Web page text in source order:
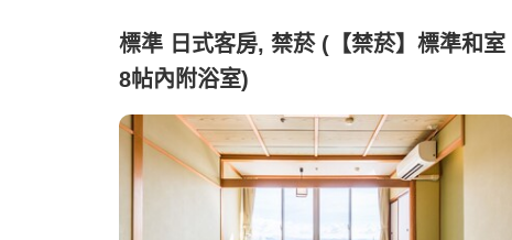
標準 日式客房, 禁菸 (【禁菸】標準和室
8帖內附浴室)